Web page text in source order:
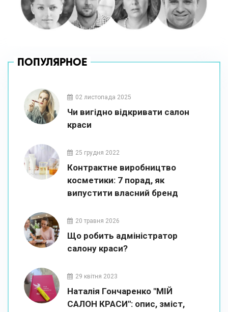
ПОПУЛЯРНОЕ
02 листопада 2025
Чи вигідно відкривати салон
краси
25 грудня 2022
Контрактне виробництво
косметики: 7 порад, як
випустити власний бренд
20 травня 2026
Що робить адміністратор
салону краси?
29 квітня 2023
Наталія Гончаренко "МІЙ
САЛОН КРАСИ": опис, зміст,